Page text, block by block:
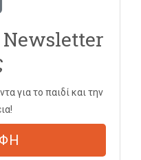
Newsletter
για το παιδί και την